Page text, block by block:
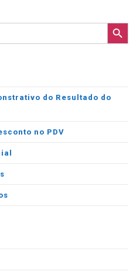
SEARCH BUTTON
do Resultado do
no PDV